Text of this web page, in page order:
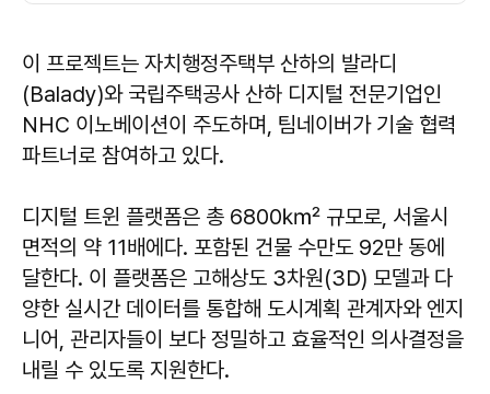
이 프로젝트는 자치행정주택부 산하의 발라디
(Balady)와 국립주택공사 산하 디지털 전문기업인
NHC 이노베이션이 주도하며, 팀네이버가 기술 협력
파트너로 참여하고 있다.
디지털 트윈 플랫폼은 총 6800㎢ 규모로, 서울시
면적의 약 11배에다. 포함된 건물 수만도 92만 동에
달한다. 이 플랫폼은 고해상도 3차원(3D) 모델과 다
양한 실시간 데이터를 통합해 도시계획 관계자와 엔지
니어, 관리자들이 보다 정밀하고 효율적인 의사결정을
내릴 수 있도록 지원한다.